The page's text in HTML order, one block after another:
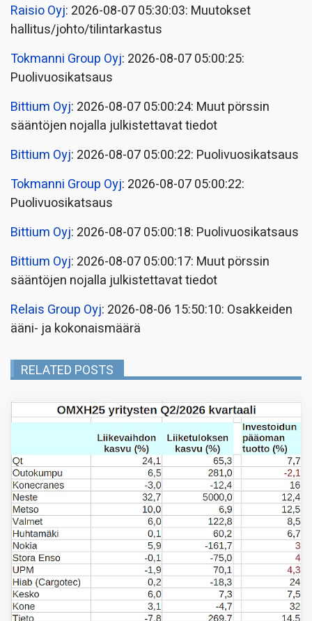
Raisio Oyj: 2026-08-07 05:30:03: Muutokset
hallitus/johto/tilintarkastus
Tokmanni Group Oyj: 2026-08-07 05:00:25:
Puolivuosikatsaus
Bittium Oyj: 2026-08-07 05:00:24: Muut pörssin
sääntöjen nojalla julkistettavat tiedot
Bittium Oyj: 2026-08-07 05:00:22: Puolivuosikatsaus
Tokmanni Group Oyj: 2026-08-07 05:00:22:
Puolivuosikatsaus
Bittium Oyj: 2026-08-07 05:00:18: Puolivuosikatsaus
Bittium Oyj: 2026-08-07 05:00:17: Muut pörssin
sääntöjen nojalla julkistettavat tiedot
Relais Group Oyj: 2026-08-06 15:50:10: Osakkeiden
ääni- ja kokonaismäärä
RELATED POSTS